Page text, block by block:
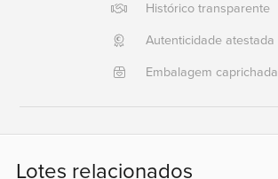
Ajuda?
+55
2553
0791
2554
Histórico transparente
Autenticidade atestada
Embalagem caprichada
Lotes relacionados